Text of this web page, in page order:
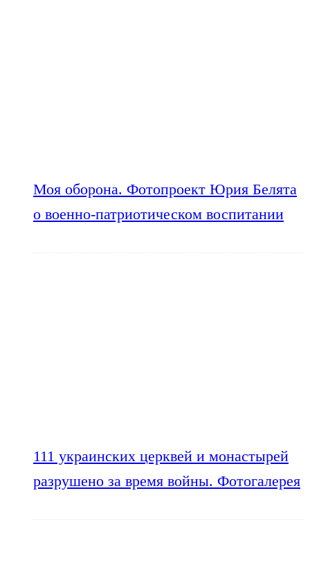
Моя оборона. Фотопроект Юрия Белята
о военно-патриотическом воспитании
111 украинских церквей и монастырей
разрушено за время войны. Фотогалерея